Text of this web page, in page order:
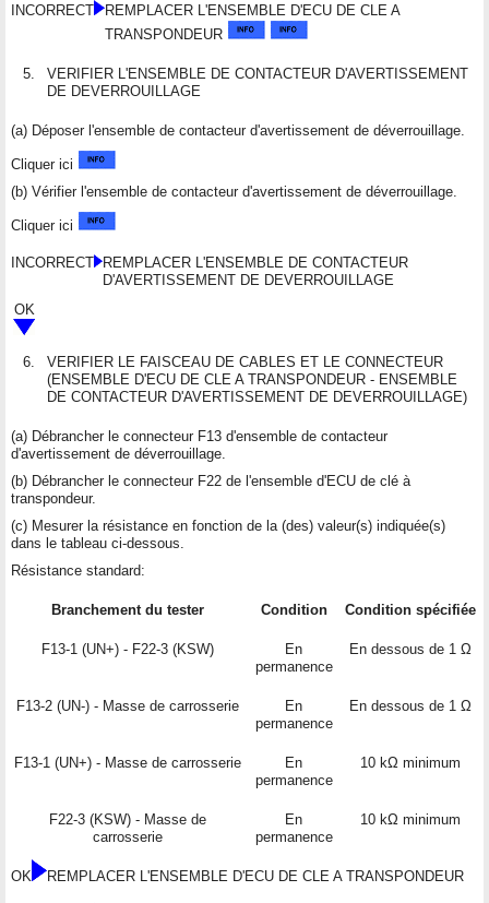
INCORRECT
REMPLACER L'ENSEMBLE D'ECU DE CLE A
TRANSPONDEUR
5.
VERIFIER L'ENSEMBLE DE CONTACTEUR D'AVERTISSEMENT
DE DEVERROUILLAGE
(a) Déposer l'ensemble de contacteur d'avertissement de déverrouillage.
Cliquer ici
(b) Vérifier l'ensemble de contacteur d'avertissement de déverrouillage.
Cliquer ici
INCORRECT REMPLACER L'ENSEMBLE DE CONTACTEUR
D'AVERTISSEMENT DE DEVERROUILLAGE
OK
6.
VERIFIER LE FAISCEAU DE CABLES ET LE CONNECTEUR
(ENSEMBLE D'ECU DE CLE A TRANSPONDEUR - ENSEMBLE
DE CONTACTEUR D'AVERTISSEMENT DE DEVERROUILLAGE)
(a) Débrancher le connecteur F13 d'ensemble de contacteur
d'avertissement de déverrouillage.
(b) Débrancher le connecteur F22 de l'ensemble d'ECU de clé à
transpondeur.
(c) Mesurer la résistance en fonction de la (des) valeur(s) indiquée(s)
dans le tableau ci-dessous.
Résistance standard:
Branchement du tester Condition Condition spécifiée
F13-1 (UN+) - F22-3 (KSW)
En
permanence
En dessous de 1 Ω
F13-2 (UN-) - Masse de carrosserie
En
permanence
En dessous de 1 Ω
F13-1 (UN+) - Masse de carrosserie
En
permanence
10 kΩ minimum
F22-3 (KSW) - Masse de
carrosserie
En
permanence
10 kΩ minimum
OK REMPLACER L'ENSEMBLE D'ECU DE CLE A TRANSPONDEUR